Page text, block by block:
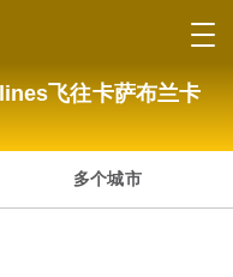
飞往卡萨布兰卡
多个城市